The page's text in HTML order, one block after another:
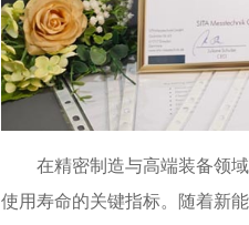
在精密制造与高端装备领
使用寿命的关键指标。随着新